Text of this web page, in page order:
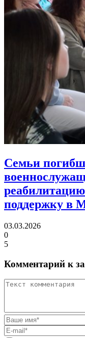
Семьи
реабилитацию
поддержку в
03.03.2026
0
5
Комментарий к